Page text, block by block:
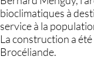
bioclimatiques à
service à la
La construction a
Brocéliande.